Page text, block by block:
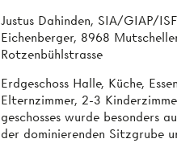
Justus Dahinden, SIA/GIAP/
Eichenberger, 8968
Rotzenbühlstrasse
Erdgeschoss Halle, Küche,
Elternzimmer, 2-3
geschosses wurde
der dominierenden Sitzgrube